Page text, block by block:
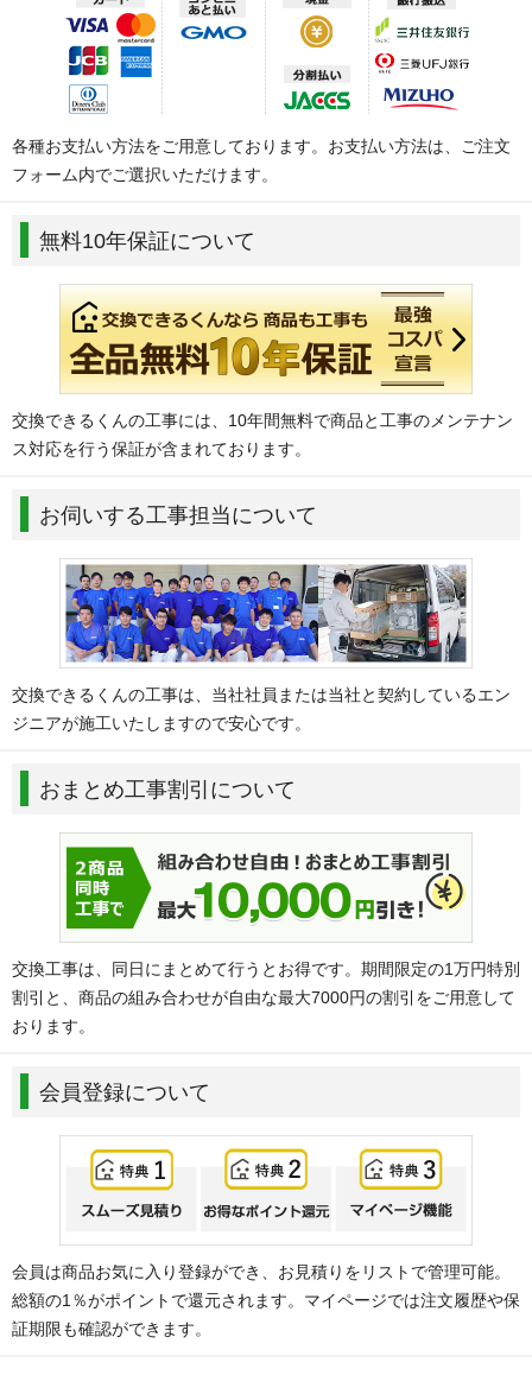
各種お支払い方法をご用意しております。お支払い方法は、ご注文
フォーム内でご選択いただけます。
無料10年保証について
交換できるくんの工事には、10年間無料で商品と工事のメンテナン
ス対応を行う保証が含まれております。
お伺いする工事担当について
交換できるくんの工事は、当社社員または当社と契約しているエン
ジニアが施工いたしますので安心です。
おまとめ工事割引について
交換工事は、同日にまとめて行うとお得です。期間限定の1万円特別
割引と、商品の組み合わせが自由な最大7000円の割引をご用意して
おります。
会員登録について
会員は商品お気に入り登録ができ、お見積りをリストで管理可能。
総額の1％がポイントで還元されます。マイページでは注文履歴や保
証期限も確認ができます。